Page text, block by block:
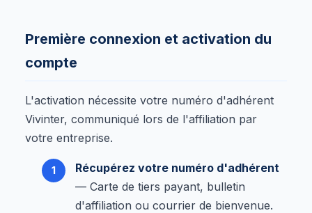
Première connexion et activation du
compte
L'activation nécessite votre numéro d'adhérent
Vivinter, communiqué lors de l'affiliation par
votre entreprise.
Récupérez votre numéro d'adhérent
— Carte de tiers payant, bulletin
d'affiliation ou courrier de bienvenue.